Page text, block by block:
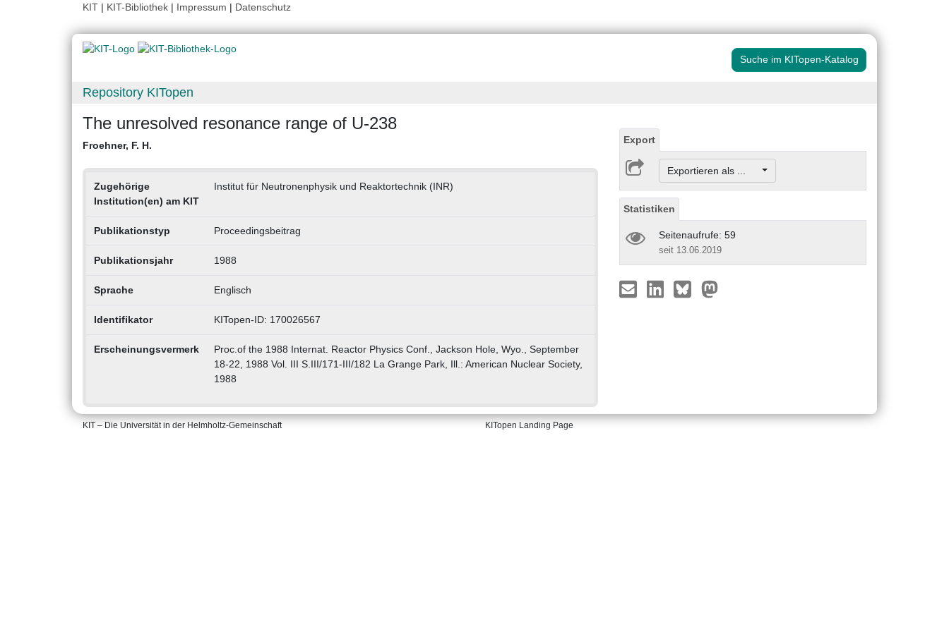
KIT | KIT-Bibliothek | Impressum | Datenschutz
Suche im KITopen-Katalog
Repository KITopen
The unresolved resonance range of U-238
Froehner, F. H.
Zugehörige
Institution(en) am KIT
Institut für Neutronenphysik und Reaktortechnik (INR)
Publikationstyp Proceedingsbeitrag
Publikationsjahr 1988
Sprache Englisch
Identifikator KITopen-ID: 170026567
Erscheinungsvermerk
Proc.of the 1988 Internat. Reactor Physics Conf., Jackson Hole, Wyo., September
18-22, 1988 Vol. III S.III/171-III/182 La Grange Park, Ill.: American Nuclear Society,
1988
Export
Exportieren als ...
Statistiken
Seitenaufrufe: 59
seit 13.06.2019
KIT – Die Universität in der Helmholtz-Gemeinschaft KITopen Landing Page